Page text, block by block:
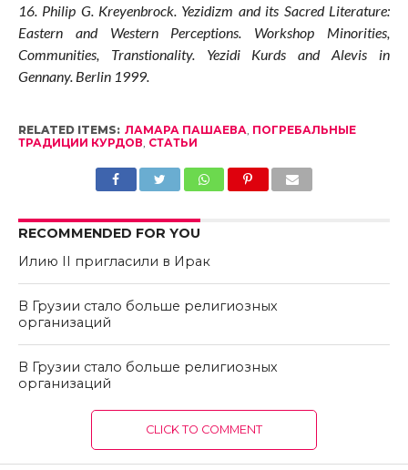
16. Philip G. Kreyenbrock. Yezidizm and its Sacred Literature:
Eastern and Western Perceptions. Workshop Minorities,
Communities, Transtionality. Yezidi Kurds and Alevis in
Gennany. Berlin 1999.
RELATED ITEMS: ЛАМАРА ПАШАЕВА ПОГРЕБАЛЬНЫЕ
ТРАДИЦИИ КУРДОВ СТАТЬИ
RECOMMENDED FOR YOU
Илию II пригласили в Ирак
В Грузии стало больше религиозных
организаций
В Грузии стало больше религиозных
организаций
CLICK TO COMMENT